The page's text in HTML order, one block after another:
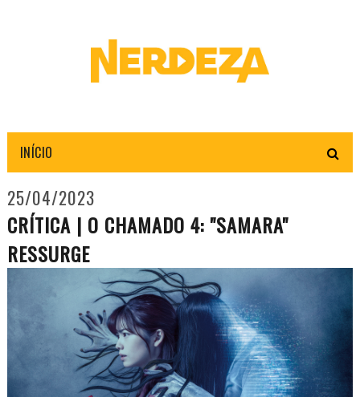
INÍCIO
25/04/2023
CRÍTICA | O CHAMADO 4: "SAMARA"
RESSURGE